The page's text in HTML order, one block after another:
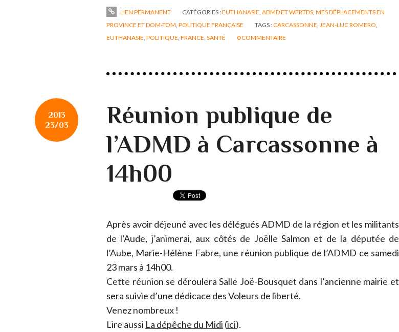
LIEN PERMANENT CATÉGORIES :EUTHANASIE, ADMD ET WFRTDS, MES DÉPLACEMENTS EN
PROVINCE ET DOM-TOM, POLITIQUE FRANÇAISE TAGS :CARCASSONNE, JEAN-LUC ROMERO,
EUTHANASIE, POLITIQUE, FRANCE, SANTÉ 0COMMENTAIRE
2013
23/03
Réunion publique de
l’ADMD à Carcassonne à
14h00
Après avoir déjeuné avec les délégués ADMD de la région et les militants
de l’Aude, j’animerai, aux côtés de Joëlle Salmon et de la députée de
l’Aube, Marie-Hélène Fabre, une réunion publique de l’ADMD ce samedi
23 mars à 14h00.
Cette réunion se déroulera Salle Joë-Bousquet dans l’ancienne mairie et
sera suivie d’une dédicace des Voleurs de liberté.
Venez nombreux !
Lire aussi La dépêche du Midi (ici).